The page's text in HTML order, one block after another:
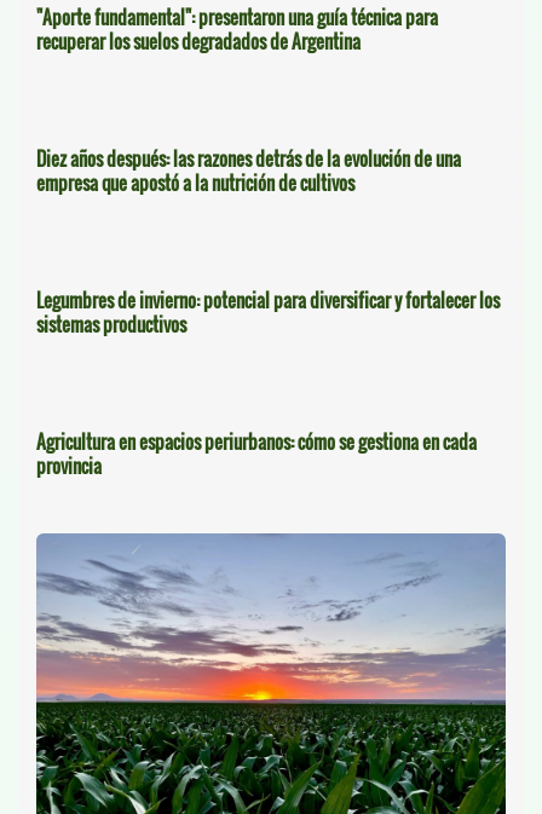
"Aporte fundamental": presentaron una guía técnica para
recuperar los suelos degradados de Argentina
Diez años después: las razones detrás de la evolución de una
empresa que apostó a la nutrición de cultivos
Legumbres de invierno: potencial para diversificar y fortalecer los
sistemas productivos
Agricultura en espacios periurbanos: cómo se gestiona en cada
provincia